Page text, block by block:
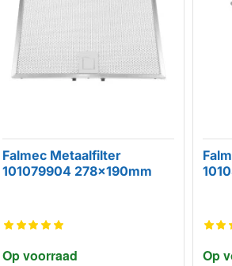
Op voorraad
Falmec Metaalfilter
101079904 278x190mm
Op